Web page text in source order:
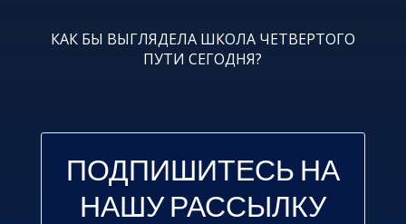
КАК БЫ ВЫГЛЯДЕЛА ШКОЛА ЧЕТВЕРТОГО
ПУТИ СЕГОДНЯ?
ПОДПИШИТЕСЬ НА
НАШУ РАССЫЛКУ